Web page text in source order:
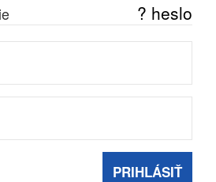
? heslo
PRIHLÁSIŤ